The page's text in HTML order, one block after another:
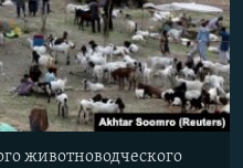
животноводческого